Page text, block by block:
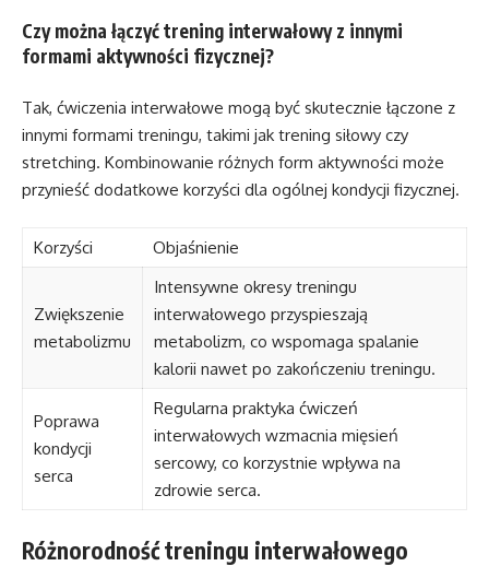
Czy można łączyć trening interwałowy z innymi
formami aktywności fizycznej?
Tak, ćwiczenia interwałowe mogą być skutecznie łączone z
innymi formami treningu, takimi jak trening siłowy czy
stretching. Kombinowanie różnych form aktywności może
przynieść dodatkowe korzyści dla ogólnej kondycji fizycznej.
Korzyści Objaśnienie
Zwiększenie
metabolizmu
Intensywne okresy treningu
interwałowego przyspieszają
metabolizm, co wspomaga spalanie
kalorii nawet po zakończeniu treningu.
Poprawa
kondycji
serca
Regularna praktyka ćwiczeń
interwałowych wzmacnia mięsień
sercowy, co korzystnie wpływa na
zdrowie serca.
Różnorodność treningu interwałowego